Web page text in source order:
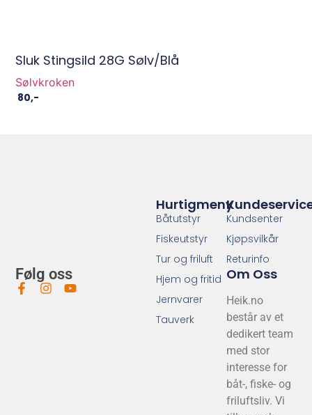
Sluk Stingsild 28G Sølv/Blå
Sølvkroken
80,-
Følg oss
Kundsenter
Kjøpsvilkår
Returinfo
Om Oss
Heik.no
består av et
dedikert team
med stor
interesse for
båt-, fiske- og
friluftsliv. Vi
Hurtigmeny
Båtutstyr
Fiskeutstyr
Tur og friluft
Hjem og fritid
Jernvarer
Tauverk